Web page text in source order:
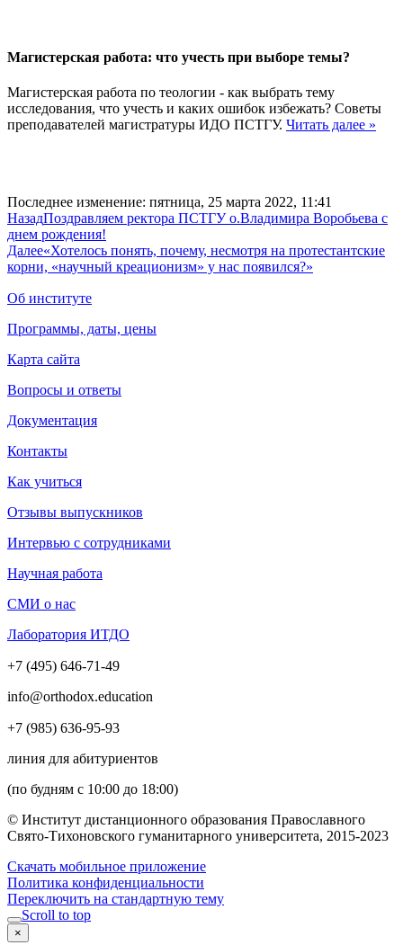
Магистерская работа: что учесть при выборе темы?
Магистерская работа по теологии - как выбрать тему
исследования, что учесть и каких ошибок избежать? Советы
преподавателей магистратуры ИДО ПСТГУ. Читать далее »
Последнее изменение: пятница, 25 марта 2022, 11:41
НазадПоздравляем ректора ПСТГУ о.Владимира Воробьева с
днем рождения!
Далее«Хотелось понять, почему, несмотря на протестантские
корни, «научный креационизм» у нас появился?»
Об институте
Программы, даты, цены
Карта сайта
Вопросы и ответы
Документация
Контакты
Как учиться
Отзывы выпускников
Интервью с сотрудниками
Научная работа
СМИ о нас
Лаборатория ИТДО
+7 (495) 646-71-49
info@orthodox.education
+7 (985) 636-95-93
линия для абитуриентов
(по будням с 10:00 до 18:00)
© Институт дистанционного образования Православного
Свято-Тихоновского гуманитарного университета, 2015-2023
Скачать мобильное приложение
Политика конфиденциальности
Переключить на стандартную тему
Scroll to top
×